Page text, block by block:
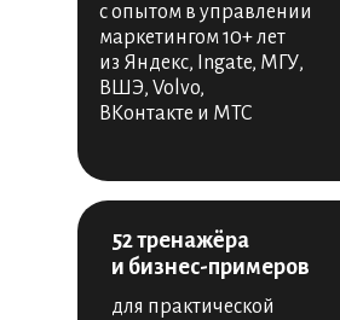
52 тренажёра
и бизнес-примеров
для практической
с опытом в управлении
маркетингом 10+ лет
из Яндекс, Ingate, МГУ,
ВШЭ, Volvo,
ВКонтакте и МТС